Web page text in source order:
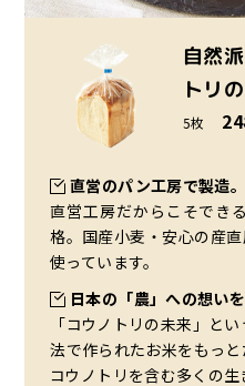
自然
トリ
5枚
直営のパン工房で製造。
直営工房だからこそでき
格。国産小麦・安心の産
使っています。
日本の「農」への想い
「コウノトリの未来」と
法で作られたお米をもっと
コウノトリを含む多くの